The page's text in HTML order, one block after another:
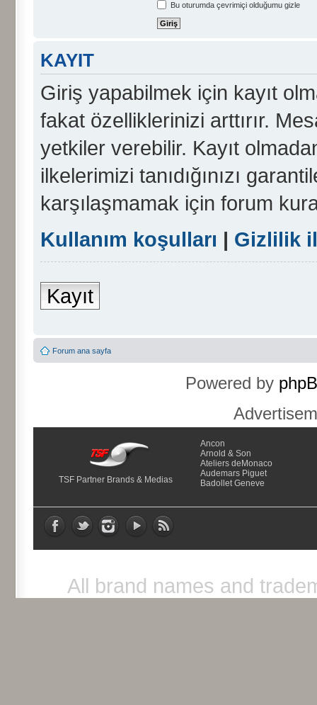
Bu oturumda çevrimiçi olduğumu gizle
KAYIT
Giriş yapabilmek için kayıt
fakat özelliklerinizi arttırır.
yetkiler verebilir. Kayıt
ilkelerimizi tanıdığınızı
karşılaşmamak için forum
Kullanım koşulları | Gizlilik
Kayıt
Forum ana sayfa
Powered by
TSF Partner Brands & Medias
Ancon
Arnold & Son
Ateliers deMonaco
Audemars Piguet
Badollet Geneve
All brand names and